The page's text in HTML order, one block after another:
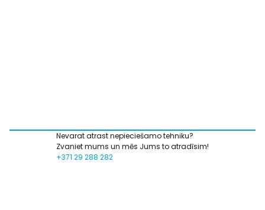
Nevarat atrast nepieciešamo tehniku?
Zvaniet mums un mēs Jums to atradīsim!
+371 29 288 282